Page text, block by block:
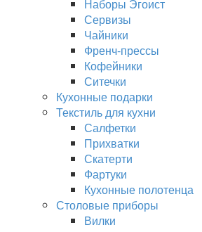
Наборы Эгоист
Сервизы
Чайники
Френч-прессы
Кофейники
Ситечки
Кухонные подарки
Текстиль для кухни
Салфетки
Прихватки
Скатерти
Фартуки
Кухонные полотенца
Столовые приборы
Вилки